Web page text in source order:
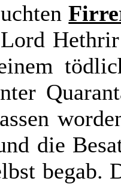
die
begab.